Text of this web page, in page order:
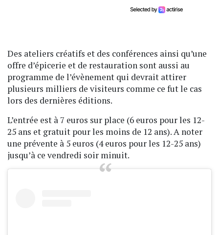
Des ateliers créatifs et des conférences ainsi qu’une
offre d’épicerie et de restauration sont aussi au
programme de l’évènement qui devrait attirer
plusieurs milliers de visiteurs comme ce fut le cas
lors des dernières éditions.
L’entrée est à 7 euros sur place (6 euros pour les 12-
25 ans et gratuit pour les moins de 12 ans). A noter
une prévente à 5 euros (4 euros pour les 12-25 ans)
jusqu’à ce vendredi soir minuit.